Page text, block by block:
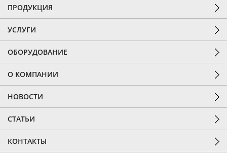
ПРОДУКЦИЯ
УСЛУГИ
ОБОРУДОВАНИЕ
О КОМПАНИИ
НОВОСТИ
СТАТЬИ
КОНТАКТЫ